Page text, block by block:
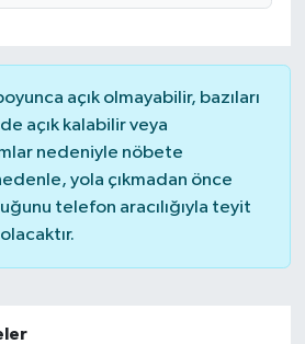
açık olmayabilir, bazıları
açık kalabilir veya
nedeniyle nöbete
yola çıkmadan önce
telefon aracılığıyla teyit